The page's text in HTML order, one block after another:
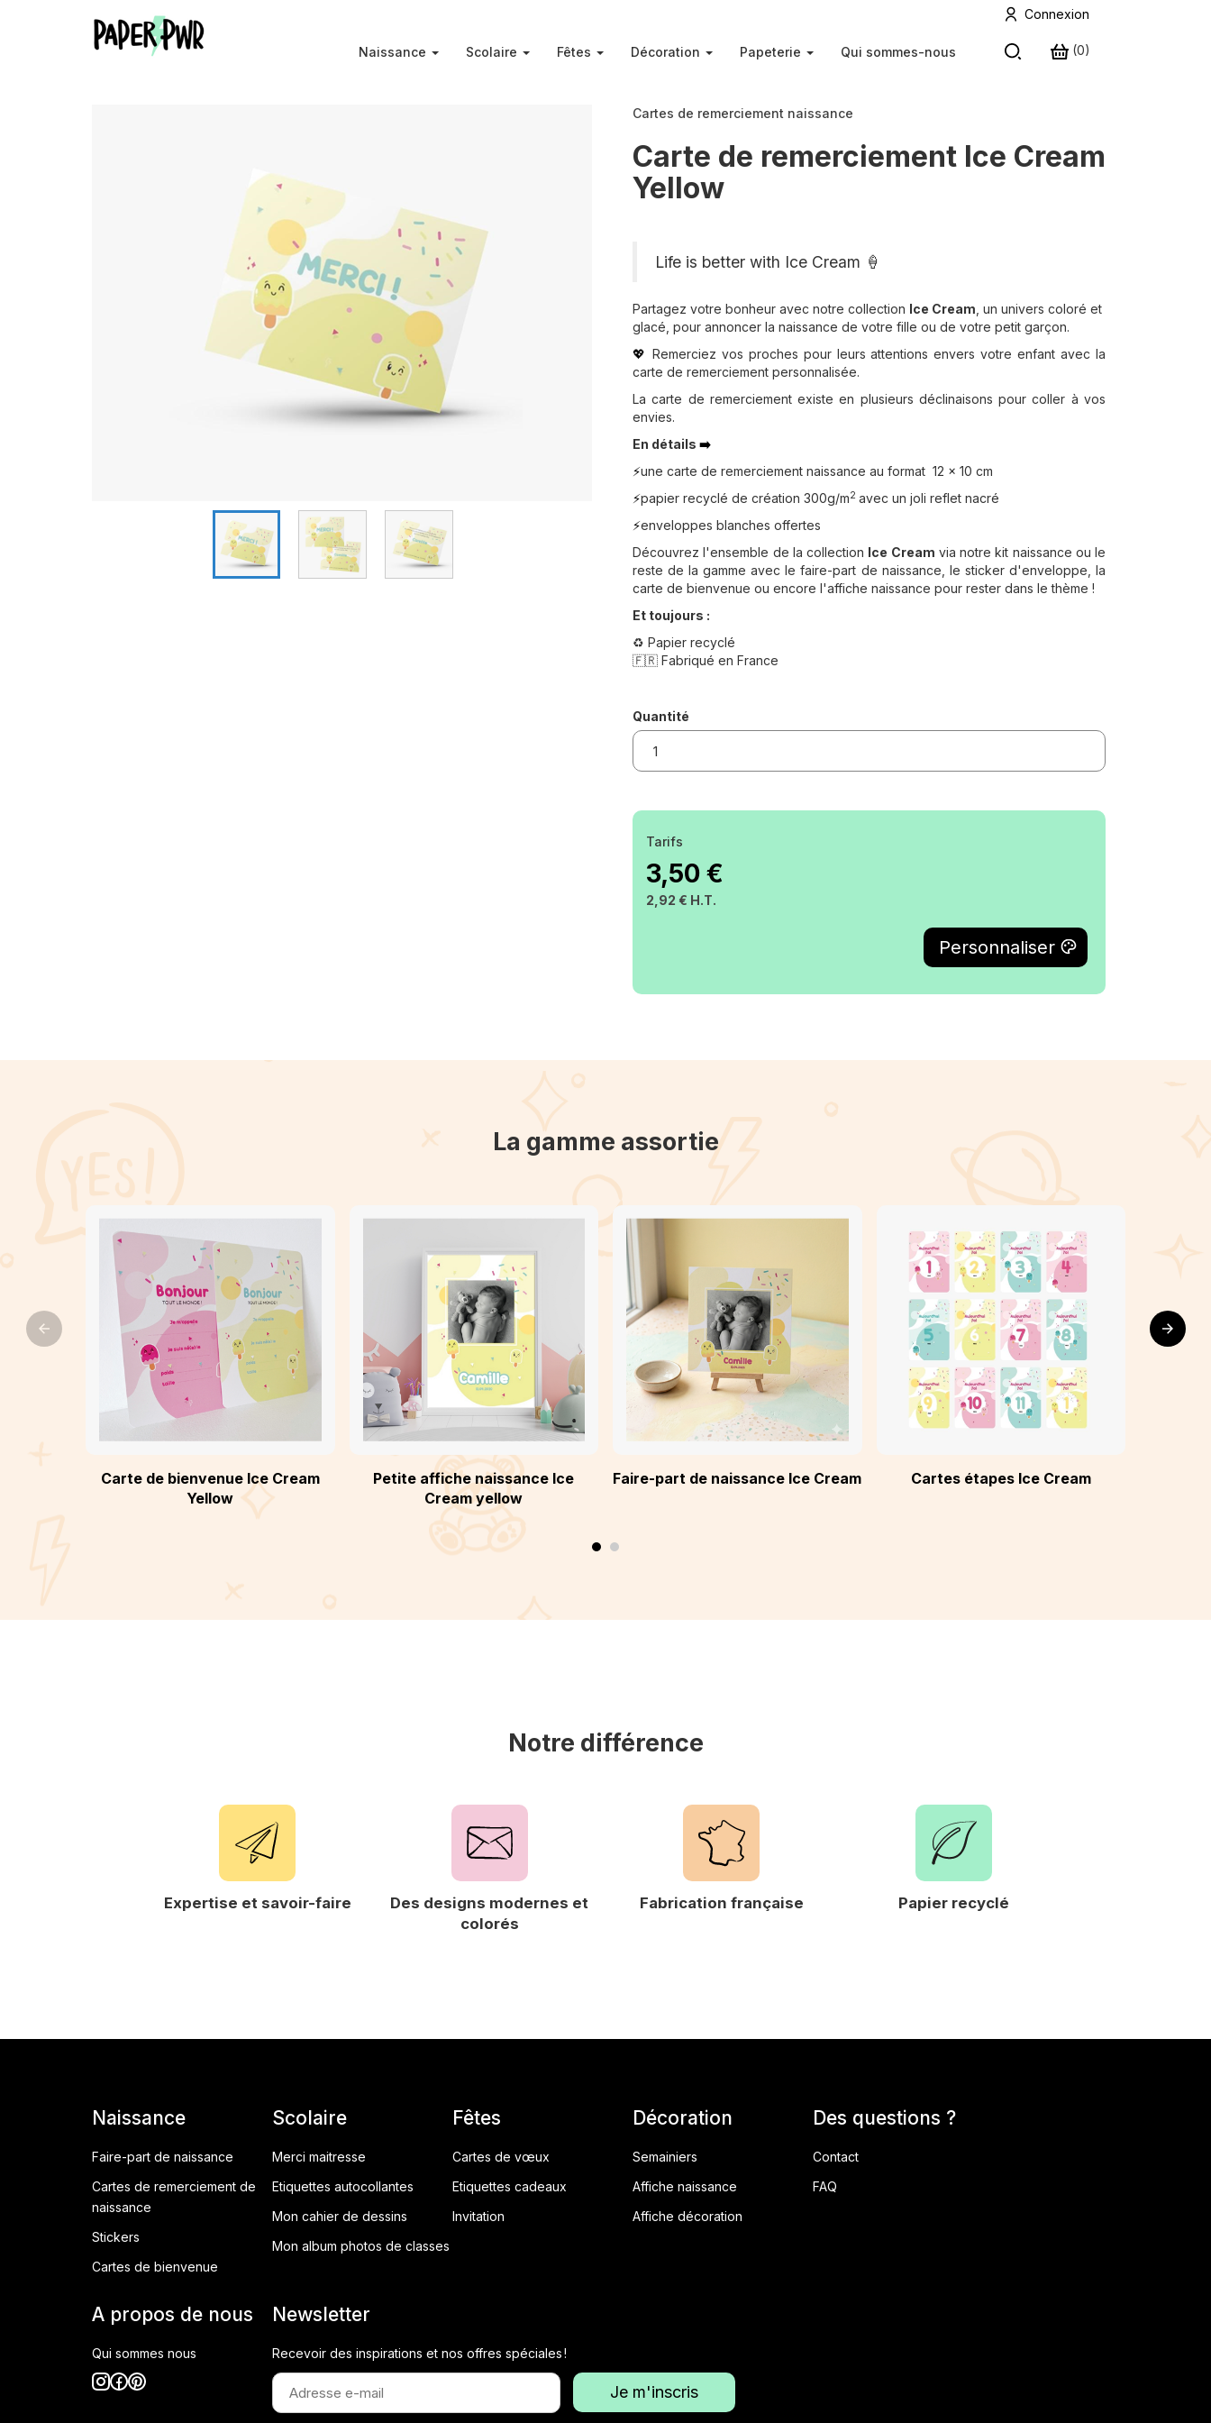
Naissance Scolaire Fêtes Décoration Papeterie Qui sommes-nous
Connexion
(0)
Cartes de remerciement naissance
Carte de remerciement Ice Cream
Yellow
Life is better with Ice Cream 🍦
Partagez votre bonheur avec notre collection Ice Cream , un univers coloré et
glacé, pour annoncer la naissance de votre fille ou de votre petit garçon.
💖 Remerciez vos proches pour leurs attentions envers votre enfant avec la
carte de remerciement personnalisée.
La carte de remerciement existe en plusieurs déclinaisons pour coller à vos
envies.
En détails ➡️
⚡️une carte de remerciement naissance au format 12 x 10 cm
⚡️papier recyclé de création 300g/m2 avec un joli reflet nacré
⚡️enveloppes blanches offertes
Découvrez l'ensemble de la collection Ice Cream via notre kit naissance ou le
reste de la gamme avec le faire-part de naissance, le sticker d'enveloppe, la
carte de bienvenue ou encore l'affiche naissance pour rester dans le thème !
Et toujours :
♻️ Papier recyclé
🇫🇷 Fabriqué en France
Quantité
Tarifs
3,50 €
2,92 € H.T.
La gamme assortie
Carte de bienvenue Ice Cream
Yellow
Petite affiche naissance Ice
Cream yellow
Faire-part de naissance Ice Cream Cartes étapes Ice Cream
Notre différence
Expertise et savoir-faire
Des designs modernes et
colorés
Fabrication française Papier recyclé
Naissance
Faire-part de naissance
Cartes de remerciement de
naissance
Stickers
Cartes de bienvenue
Scolaire
Merci maitresse
Etiquettes autocollantes
Mon cahier de dessins
Mon album photos de classes
Fêtes
Cartes de vœux
Etiquettes cadeaux
Invitation
Décoration
Semainiers
Affiche naissance
Affiche décoration
Des questions ?
Contact
FAQ
A propos de nous
Qui sommes nous
Newsletter
Recevoir des inspirations et nos offres spéciales !